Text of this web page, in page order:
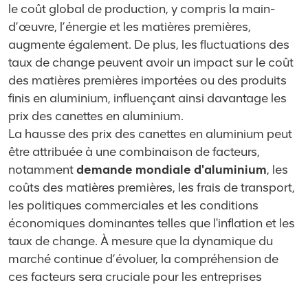
le coût global de production, y compris la main-
d’œuvre, l’énergie et les matières premières,
augmente également. De plus, les fluctuations des
taux de change peuvent avoir un impact sur le coût
des matières premières importées ou des produits
finis en aluminium, influençant ainsi davantage les
prix des canettes en aluminium.
La hausse des prix des canettes en aluminium peut
être attribuée à une combinaison de facteurs,
notammentdemande mondiale d'aluminium, les
coûts des matières premières, les frais de transport,
les politiques commerciales et les conditions
économiques dominantes telles que l'inflation et les
taux de change. À mesure que la dynamique du
marché continue d’évoluer, la compréhension de
ces facteurs sera cruciale pour les entreprises